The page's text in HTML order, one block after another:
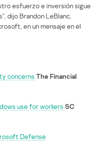
esfuerzo e inversión sigue
dijo Brandon LeBlanc,
en un mensaje en el
concerns The Financial
use for workers SC
Defense